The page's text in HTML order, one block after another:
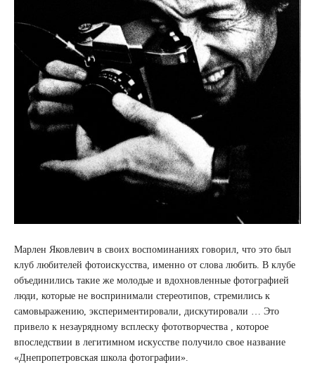
Марлен Яковлевич в своих воспоминаниях говорил, что это был
клуб любителей фотоискусства, именно от слова любить. В клубе
объединились такие же молодые и вдохновленные фотографией
люди, которые не воспринимали стереотипов, стремились к
самовыражению, экспериментировали, дискутировали … Это
привело к незаурядному всплеску фототворчества , которое
впоследствии в легитимном искусстве получило свое название
«Днепропетровская школа фотографии».